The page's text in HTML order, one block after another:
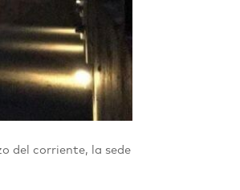
del corriente, la sede